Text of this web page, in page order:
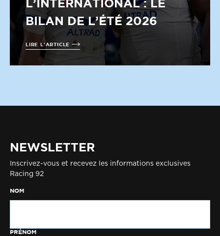
L’INTERNATIONAL : LE
BILAN DE L’ÉTÉ 2026
LIRE L'ARTICLE
NEWSLETTER
Inscrivez-vous et recevez les informations exclusives
Racing 92
NOM
PRÉNOM